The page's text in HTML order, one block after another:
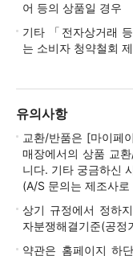
어 등의 상품일 경우
기타 「전자상거래
는 소비자 청약철회
유의사항
교환/반품은 [마이페
매장에서의 상품 교
니다. 기타 궁금하신
(A/S 문의는 제조사
상기 규정에서 정하
자분쟁해결기준(공정
약관은 홈페이지 하